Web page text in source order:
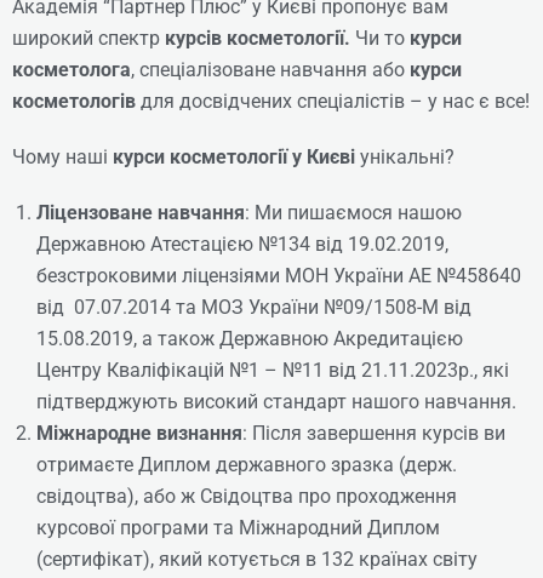
Online | Offline
₴29266
Академія “Партнер Плюс” у Києві пропонує вам
широкий спектр курсів косметології. Чи то курси
косметолога, спеціалізоване навчання або курси
косметологів для досвідчених спеціалістів – у нас є все!
Чому наші курси косметології у Києві унікальні?
Ліцензоване навчання: Ми пишаємося нашою
Державною Атестацією №134 від 19.02.2019,
безстроковими ліцензіями МОН України АЕ №458640
від 07.07.2014 та МОЗ України №09/1508-М від
15.08.2019, а також Державною Акредитацією
Центру Кваліфікацій №1 – №11 від 21.11.2023р., які
підтверджують високий стандарт нашого навчання.
Міжнародне визнання: Після завершення курсів ви
отримаєте Диплом державного зразка (держ.
свідоцтва), або ж Свідоцтва про проходження
курсової програми та Міжнародний Диплом
(сертифікат), який котується в 132 країнах світу